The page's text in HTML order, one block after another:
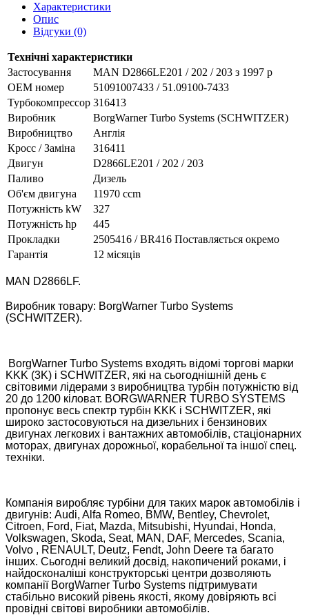
Характеристики
Опис
Відгуки (0)
Технічні характеристики
Застосування
MAN D2866LE201 / 202 / 203 з 1997 р
OEM номер
51091007433 / 51.09100-7433
Турбокомпрессор 316413
Виробник
BorgWarner Turbo Systems (SCHWITZER)
Виробництво
Англія
Кросс / Заміна
316411
Двигун
D2866LE201 / 202 / 203
Паливо
Дизель
Об'єм двигуна
11970 ccm
Потужність kW
327
Потужність hp
445
Прокладки
2505416 / BR416 Поставляється окремо
Гарантія
12 місяців
MAN D2866LF.
Виробник товару: BorgWarner Turbo Systems
(SCHWITZER).
BorgWarner Turbo Systems входять відомі торгові марки
KKK (3K) і SCHWITZER, які на сьогоднішній день є
світовими лідерами з виробництва турбін потужністю від
20 до 1200 кіловат. BORGWARNER TURBO SYSTEMS
пропонує весь спектр турбін KKK і SCHWITZER, які
широко застосовуються на дизельних і бензинових
двигунах легкових і вантажних автомобілів, стаціонарних
моторах, двигунах дорожньої, корабельної та іншої спец.
техніки.
Компанія виробляє турбіни для таких марок автомобілів і
двигунів: Audi, Alfa Romeo, BMW, Bentley, Chevrolet,
Citroen, Ford, Fiat, Mazda, Mitsubishi, Hyundai, Honda,
Volkswagen, Skoda, Seat, MAN, DAF, Mercedes, Scania,
Volvo , RENAULT, Deutz, Fendt, John Deere та багато
інших. Сьогодні великий досвід, накопичений роками, і
найдосконаліші конструкторські центри дозволяють
компанії BorgWarner Turbo Systems підтримувати
стабільно високий рівень якості, якому довіряють всі
провідні світові виробники автомобілів.